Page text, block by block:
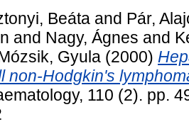
Beáta and Pár,
and Nagy, Ágnes and
Gyula (2000)
non-Hodgkin's
110 (2). pp.